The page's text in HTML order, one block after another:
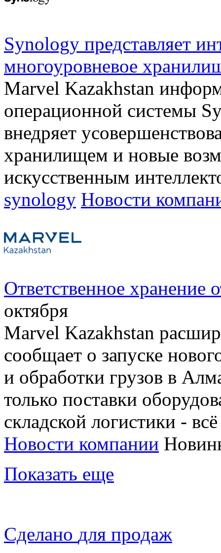
Synology представляет
многоуровневое
Marvel Kazakhstan
операционной системы
внедряет
хранилищем и новые
искусственным
synology Новости
Ответственное хранение
октября
Marvel Kazakhstan
сообщает о запуске
и обработки грузов в
только поставки
складской логистики -
Новости компании
Показать еще
Сделано для продаж